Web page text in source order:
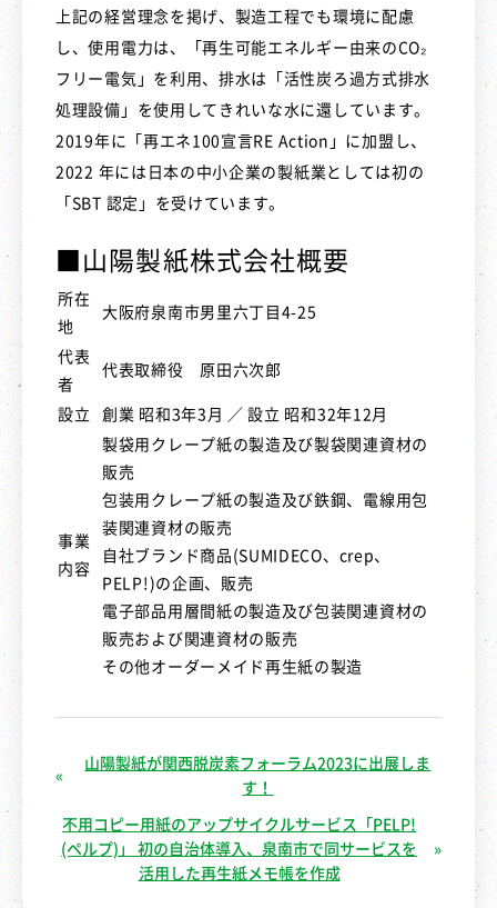
上記の経営理念を掲げ、製造工程でも環境に配慮
し、使用電力は、「再生可能エネルギー由来のCO₂
フリー電気」を利用、排水は「活性炭ろ過方式排水
処理設備」を使用してきれいな水に還しています。
2019年に「再エネ100宣言RE Action」に加盟し、
2022 年には日本の中小企業の製紙業としては初の
「SBT 認定」を受けています。
■山陽製紙株式会社概要
所在
地
大阪府泉南市男里六丁目4-25
代表
者
代表取締役 原田六次郎
設立 創業 昭和3年3月 ／ 設立 昭和32年12月
事業
内容
製袋用クレープ紙の製造及び製袋関連資材の
販売
包装用クレープ紙の製造及び鉄鋼、電線用包
装関連資材の販売
自社ブランド商品(SUMIDECO、crep、
PELP!)の企画、販売
電子部品用層間紙の製造及び包装関連資材の
販売および関連資材の販売
その他オーダーメイド再生紙の製造
山陽製紙が関西脱炭素フォーラム2023に出展しま
す！
不用コピー用紙のアップサイクルサービス「PELP!
(ペルプ)」 初の自治体導入、泉南市で同サービスを
活用した再生紙メモ帳を作成